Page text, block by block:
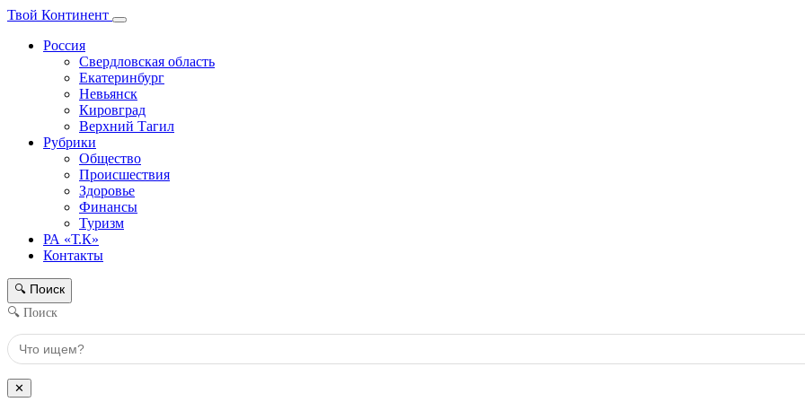
Твой Континент
Россия
Свердловская область
Екатеринбург
Невьянск
Кировград
Верхний Тагил
Рубрики
Общество
Происшествия
Здоровье
Финансы
Туризм
РА «Т.К»
Контакты
🔍 Поиск
🔍 Поиск
✕